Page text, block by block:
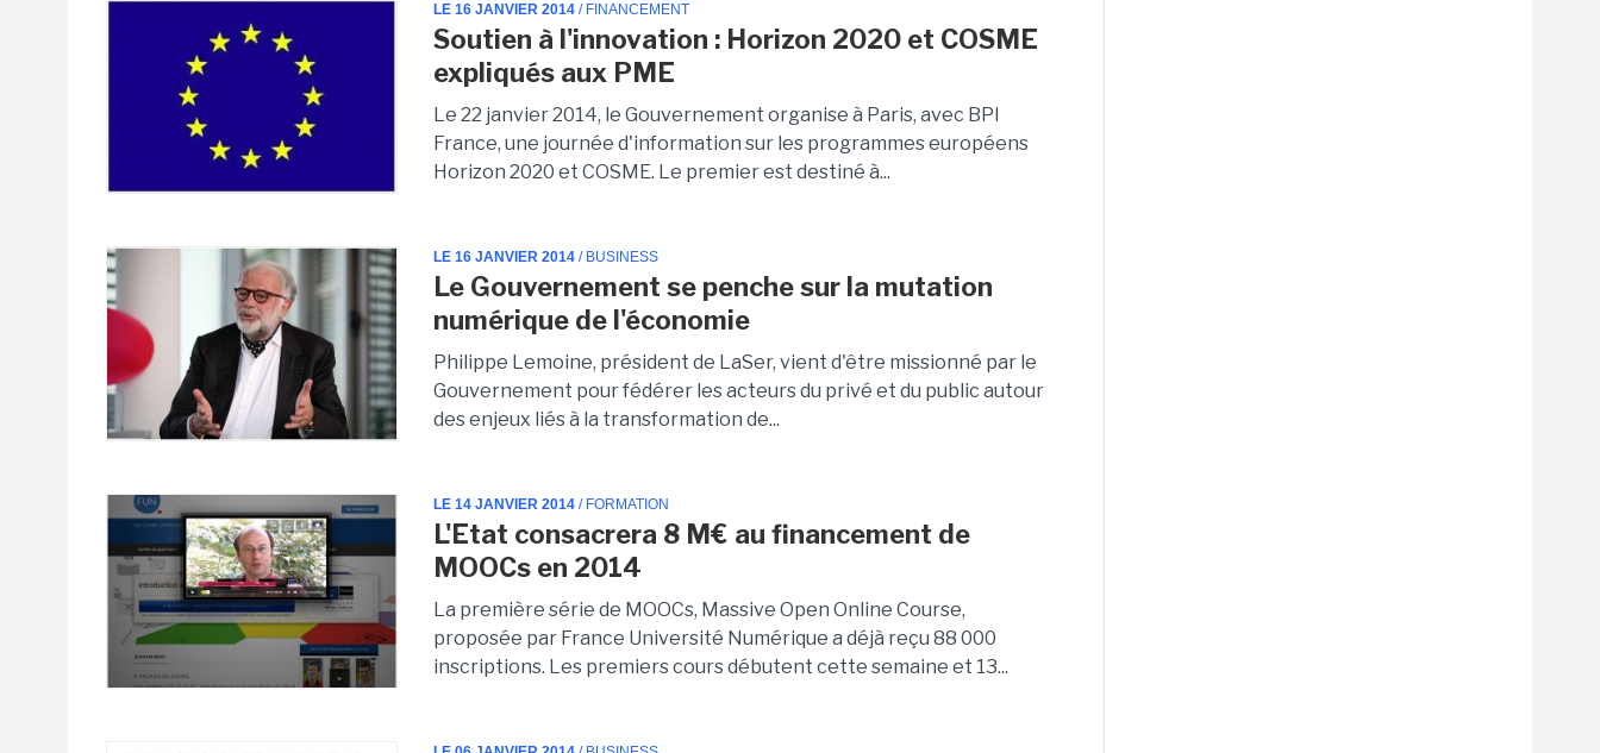
LE 16 JANVIER 2014 / FINANCEMENT
Soutien à l'innovation : Horizon 2020 et COSME
expliqués aux PME
Le 22 janvier 2014, le Gouvernement organise à Paris, avec BPI
France, une journée d'information sur les programmes européens
Horizon 2020 et COSME. Le premier est destiné à...
LE 16 JANVIER 2014 / BUSINESS
Le Gouvernement se penche sur la mutation
numérique de l'économie
Philippe Lemoine, président de LaSer, vient d'être missionné par le
Gouvernement pour fédérer les acteurs du privé et du public autour
des enjeux liés à la transformation de...
LE 14 JANVIER 2014 / FORMATION
L'Etat consacrera 8 M€ au financement de
MOOCs en 2014
La première série de MOOCs, Massive Open Online Course,
proposée par France Université Numérique a déjà reçu 88 000
inscriptions. Les premiers cours débutent cette semaine et 13...